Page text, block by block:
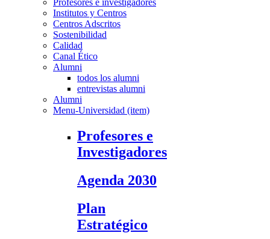
Profesores e investigadores
Institutos y Centros
Centros Adscritos
Sostenibilidad
Calidad
Canal Ético
Alumni
todos los alumni
entrevistas alumni
Alumni
Menu-Universidad (item)
Profesores e
Investigadores
Agenda 2030
Plan
Estratégico